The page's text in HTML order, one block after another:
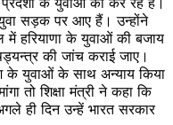
सड़क पर आए हैं। उन्होंने
में हरियाणा के युवाओं की बजाय
की जांच कराई जाए।
के युवाओं के साथ अन्याय किया
तो शिक्षा मंत्री ने कहा कि
ही दिन उन्हें भारत सरकार